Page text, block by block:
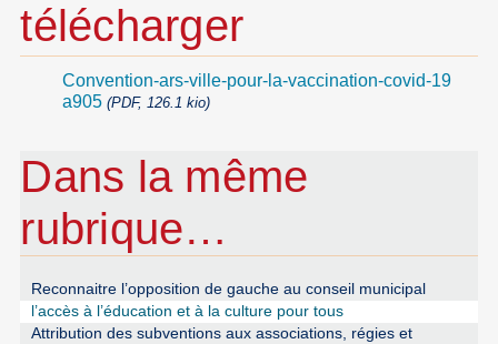
télécharger
Convention-ars-ville-pour-la-vaccination-covid-19
a905 (PDF, 126.1 kio)
Dans la même
rubrique…
Reconnaitre l’opposition de gauche au conseil municipal
l’accès à l’éducation et à la culture pour tous
Attribution des subventions aux associations, régies et